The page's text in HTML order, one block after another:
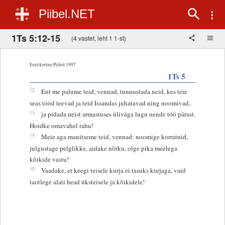
Piibel.NET
1Ts 5:12-15 (4 vastet, leht 1 1-st)
Eestikeelne Piibel 1997
1Ts 5
12
Ent me palume teid, vennad, tunnustada neid, kes teie
seas tööd teevad ja teid Issandas juhatavad ning noomivad,
13
ja pidada neist armastuses üliväga lugu nende töö pärast.
Hoidke omavahel rahu!
14
Meie aga manitseme teid, vennad: noomige korratuid,
julgustage pelglikke, aidake nõrku, olge pika meelega
kõikide vastu!
15
Vaadake, et keegi teisele kurja ei tasuks kurjaga, vaid
taotlege alati head üksteisele ja kõikidele!